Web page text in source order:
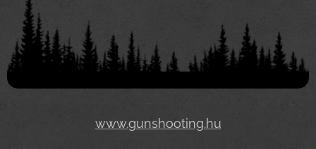
www.gunshooting.hu